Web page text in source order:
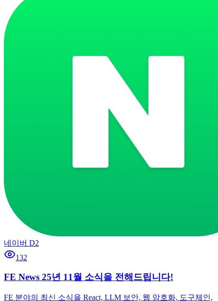
네이버 D2
132
FE News 25년 11월 소식을 전해드립니다!
FE 분야의 최신 소식을 React, LLM 보안, 웹 암호화, 도구체인,